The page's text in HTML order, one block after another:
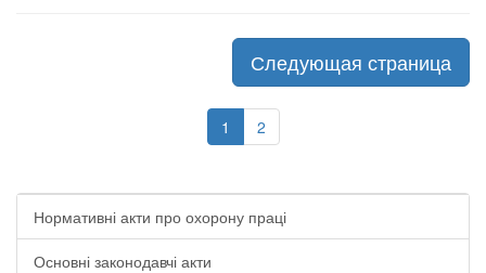
Следующая страница
1 2
Нормативні акти про охорону праці
Основні законодавчі акти